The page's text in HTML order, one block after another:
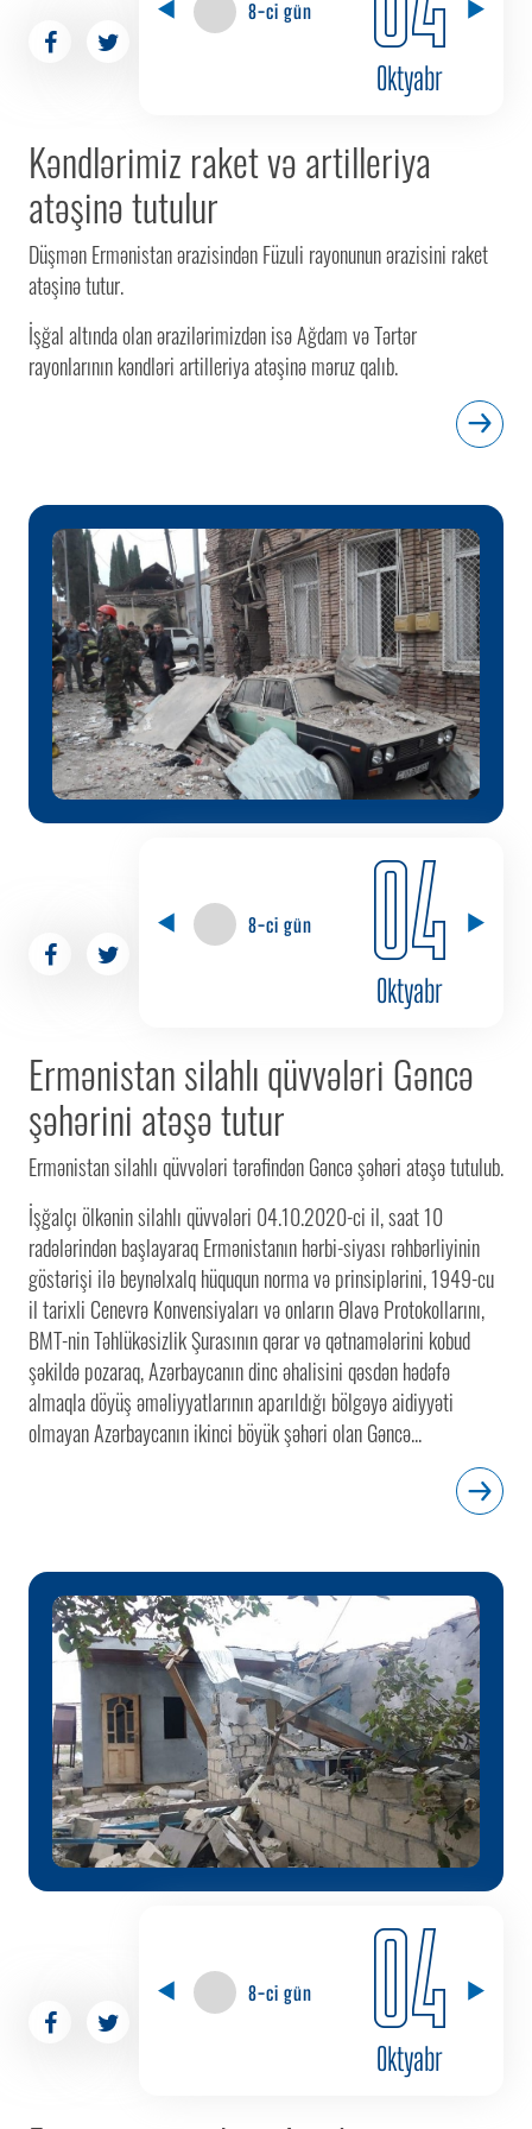
8-ci gün
Oktyabr
Kəndlərimiz raket və artilleriya
atəşinə tutulur
Düşmən Ermənistan ərazisindən Füzuli rayonunun ərazisini raket
atəşinə tutur.
İşğal altında olan ərazilərimizdən isə Ağdam və Tərtər
rayonlarının kəndləri artilleriya atəşinə məruz qalıb.
8-ci gün 04
Oktyabr
Ermənistan silahlı qüvvələri Gəncə
şəhərini atəşə tutur
Ermənistan silahlı qüvvələri tərəfindən Gəncə şəhəri atəşə tutulub.
İşğalçı ölkənin silahlı qüvvələri 04.10.2020-ci il, saat 10
radələrindən başlayaraq Ermənistanın hərbi-siyası rəhbərliyinin
göstərişi ilə beynəlxalq hüququn norma və prinsiplərini, 1949-cu
il tarixli Cenevrə Konvensiyaları və onların Əlavə Protokollarını,
BMT-nin Təhlükəsizlik Şurasının qərar və qətnamələrini kobud
şəkildə pozaraq, Azərbaycanın dinc əhalisini qəsdən hədəfə
almaqla döyüş əməliyyatlarının aparıldığı bölgəyə aidiyyəti
olmayan Azərbaycanın ikinci böyük şəhəri olan Gəncə...
8-ci gün 04
Oktyabr